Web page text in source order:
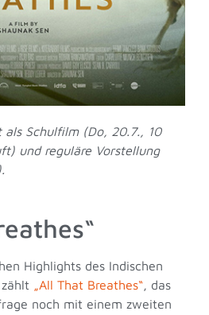
als Schulfilm (Do, 20.7., 10
und reguläre Vorstellung
Highlights des Indischen
„All That Breathes“ , das
noch mit einem zweiten